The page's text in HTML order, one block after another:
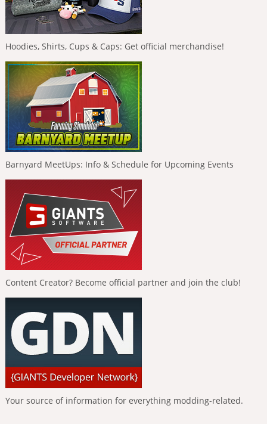
Hoodies, Shirts, Cups & Caps: Get official merchandise!
Barnyard MeetUps: Info & Schedule for Upcoming Events
Content Creator? Become official partner and join the club!
Your source of information for everything modding-related.